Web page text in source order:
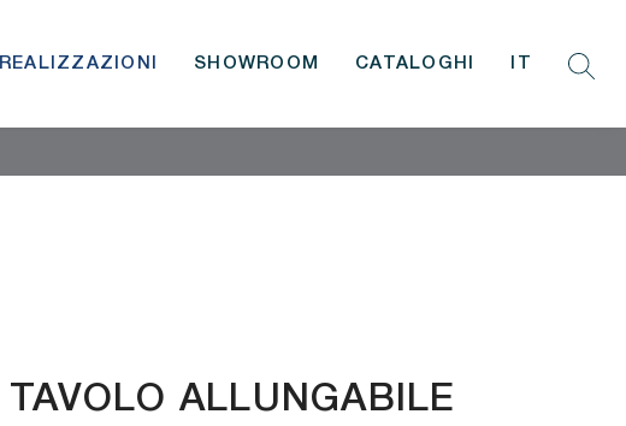
REALIZZAZIONI SHOWROOM CATALOGHI
TAVOLO ALLUNGABILE